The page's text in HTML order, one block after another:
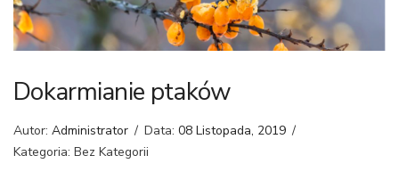
Dokarmianie ptaków
Autor: Administrator / Data: 08 Listopada, 2019 /
Kategoria: Bez Kategorii